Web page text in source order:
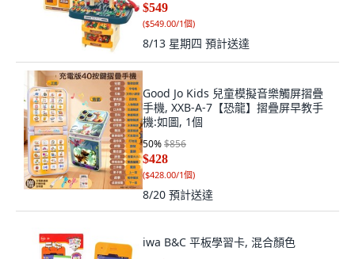
$549
($549.00/1個)
8/13 星期四 預計送達
Good Jo Kids 兒童模擬音樂觸屏摺疊
手機, XXB-A-7【恐龍】摺疊屏早教手
機:如圖, 1個
50%$856
$428
($428.00/1個)
8/20 預計送達
iwa B&C 平板學習卡, 混合顏色